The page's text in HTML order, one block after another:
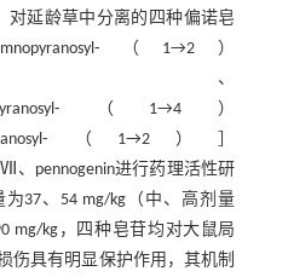
对延龄草中分离的四种偏诺皂
（1→2）
、
（1→4）
（1→2）］
Ⅶ、pennogenin进行药理活性研
为37、54 mg/kg（中、高剂量
mg/kg，四种皂苷均对大鼠局
伤具有明显保护作用，其机制